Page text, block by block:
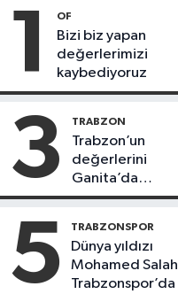
1 OF
Bizi biz yapan
değerlerimizi
kaybediyoruz
3 TRABZON
Trabzon’un
değerlerini
Ganita’da
yaşatıyoruz
5 TRABZONSPOR
Dünya yıldızı
Mohamed Salah
Trabzonspor’da